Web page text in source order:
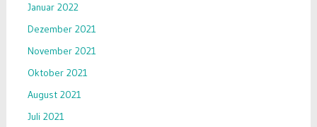
Januar 2022
Dezember 2021
November 2021
Oktober 2021
August 2021
Juli 2021